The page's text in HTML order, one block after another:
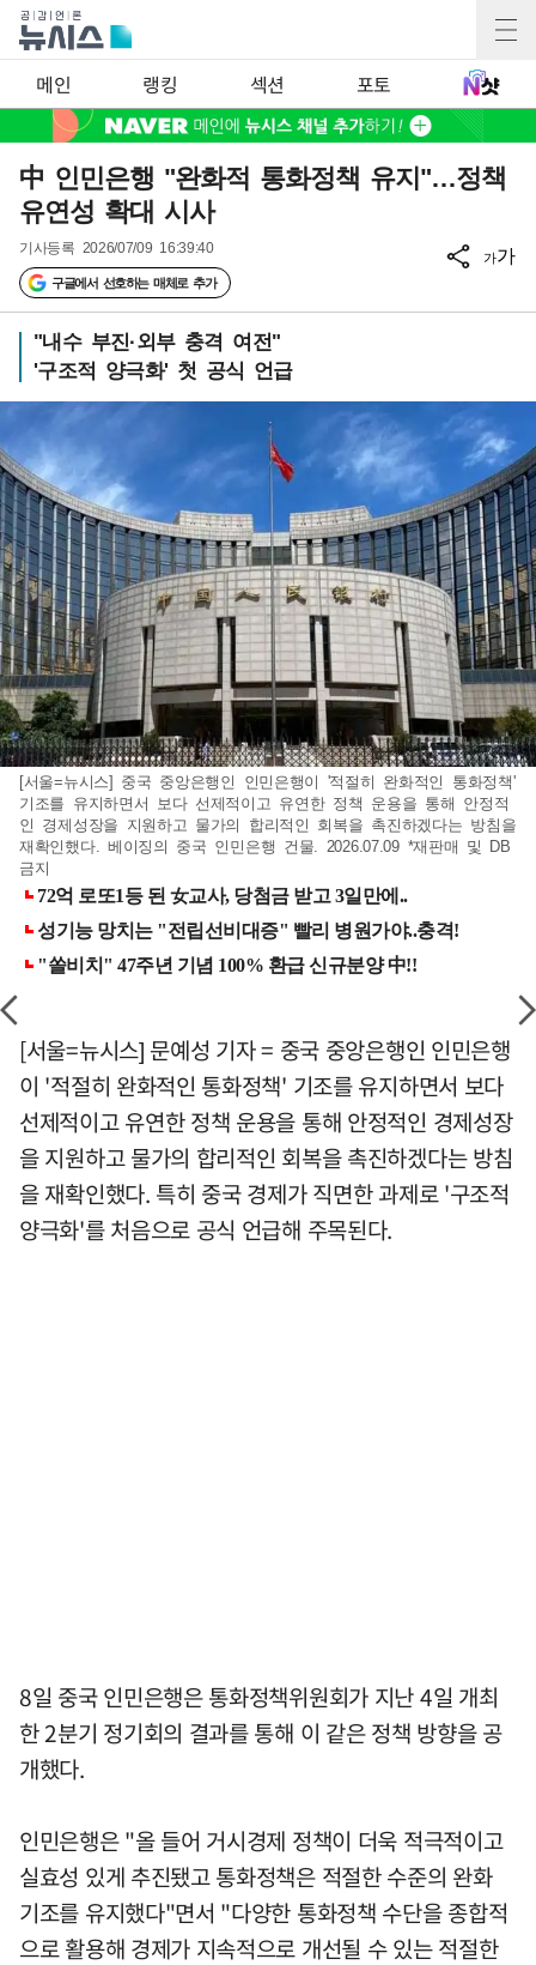
메인 랭킹 섹션 포토
中 인민은행 "완화적 통화정책 유지"…정책
유연성 확대 시사
기사등록 2026/07/09 16:39:40
구글에서 선호하는 매체로 추가
가가
"내수 부진·외부 충격 여전"
'구조적 양극화' 첫 공식 언급
[서울=뉴시스] 중국 중앙은행인 인민은행이 '적절히 완화적인 통화정책'
기조를 유지하면서 보다 선제적이고 유연한 정책 운용을 통해 안정적
인 경제성장을 지원하고 물가의 합리적인 회복을 촉진하겠다는 방침을
재확인했다. 베이징의 중국 인민은행 건물. 2026.07.09 *재판매 및 DB
금지
[서울=뉴시스] 문예성 기자 = 중국 중앙은행인 인민은행
이 '적절히 완화적인 통화정책' 기조를 유지하면서 보다
선제적이고 유연한 정책 운용을 통해 안정적인 경제성장
을 지원하고 물가의 합리적인 회복을 촉진하겠다는 방침
을 재확인했다. 특히 중국 경제가 직면한 과제로 '구조적
양극화'를 처음으로 공식 언급해 주목된다.
8일 중국 인민은행은 통화정책위원회가 지난 4일 개최
한 2분기 정기회의 결과를 통해 이 같은 정책 방향을 공
개했다.
인민은행은 "올 들어 거시경제 정책이 더욱 적극적이고
실효성 있게 추진됐고 통화정책은 적절한 수준의 완화
기조를 유지했다"면서 "다양한 통화정책 수단을 종합적
으로 활용해 경제가 지속적으로 개선될 수 있는 적절한